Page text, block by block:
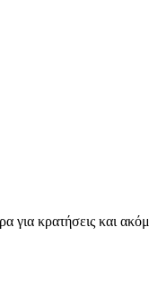
για κρατήσεις και